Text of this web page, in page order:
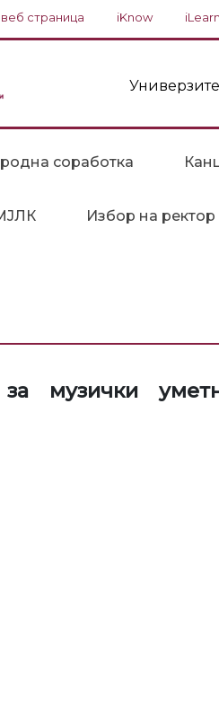
страница iKnow iLearn
соработка
Избор на
музички